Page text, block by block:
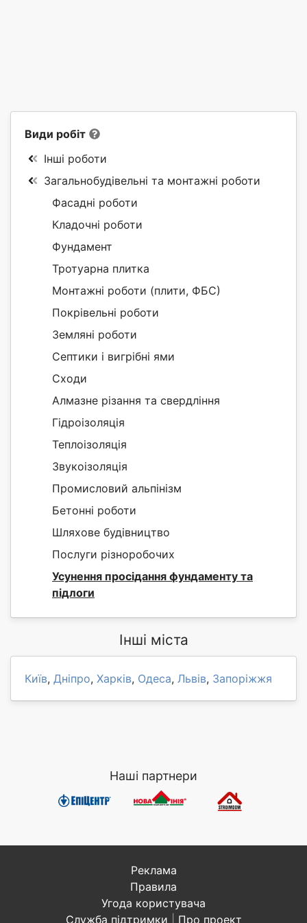
Види робіт
Інші роботи
Загальнобудівельні та монтажні роботи
Фасадні роботи
Кладочні роботи
Фундамент
Тротуарна плитка
Монтажні роботи (плити, ФБС)
Покрівельні роботи
Земляні роботи
Септики і вигрібні ями
Сходи
Алмазне різання та свердління
Гідроізоляція
Теплоізоляція
Звукоізоляція
Промисловий альпінізм
Бетонні роботи
Шляхове будівництво
Послуги різноробочих
Усунення просідання фундаменту та
підлоги
Інші міста
Київ, Дніпро, Харків, Одеса, Львів, Запоріжжя
Наші партнери
Реклама
Правила
Угода користувача
Служба підтримки
Про проект